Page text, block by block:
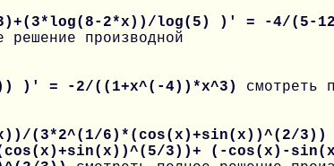
2*x))/log(5) )' = -4/(5-
решение производной
)' = -2/((1+x^(-4))*x^3) смотреть
(3*2^(1/6)*(cos(x)+sin(x))^(2/
3))+ (-cos(x)-